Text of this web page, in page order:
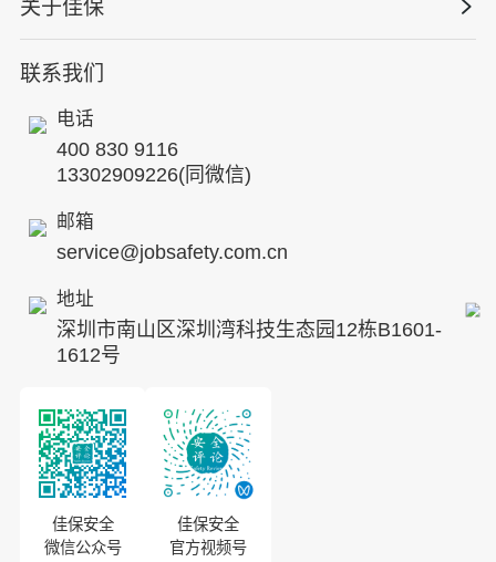
联系我们
电话
400 830 9116
13302909226(同微信)
邮箱
service@jobsafety.com.cn
地址
深圳市南山区深圳湾科技生态园12栋B1601-
1612号
佳保安全
微信公众号
佳保安全
官方视频号
HSE专家服务
核电工程与运营
其他案例
国际证书课程
人力资源服务
公司新闻
关于佳保
公司简介
企业文化
专家团队
发展历程
招贤纳士
ESG
8S安全服务联盟
投资者关系